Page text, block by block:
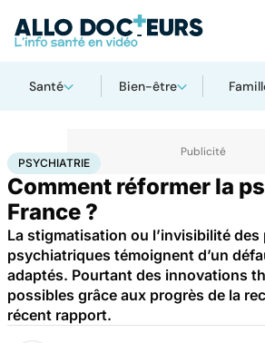
Santé Bien-être
AccueilBien-être Psychiatrie
PSYCHIATRIE
Comment réformer la
France ?
La stigmatisation ou l’invisibilité
psychiatriques témoignent d’un
adaptés. Pourtant des innovations
possibles grâce aux progrès de la
récent rapport.